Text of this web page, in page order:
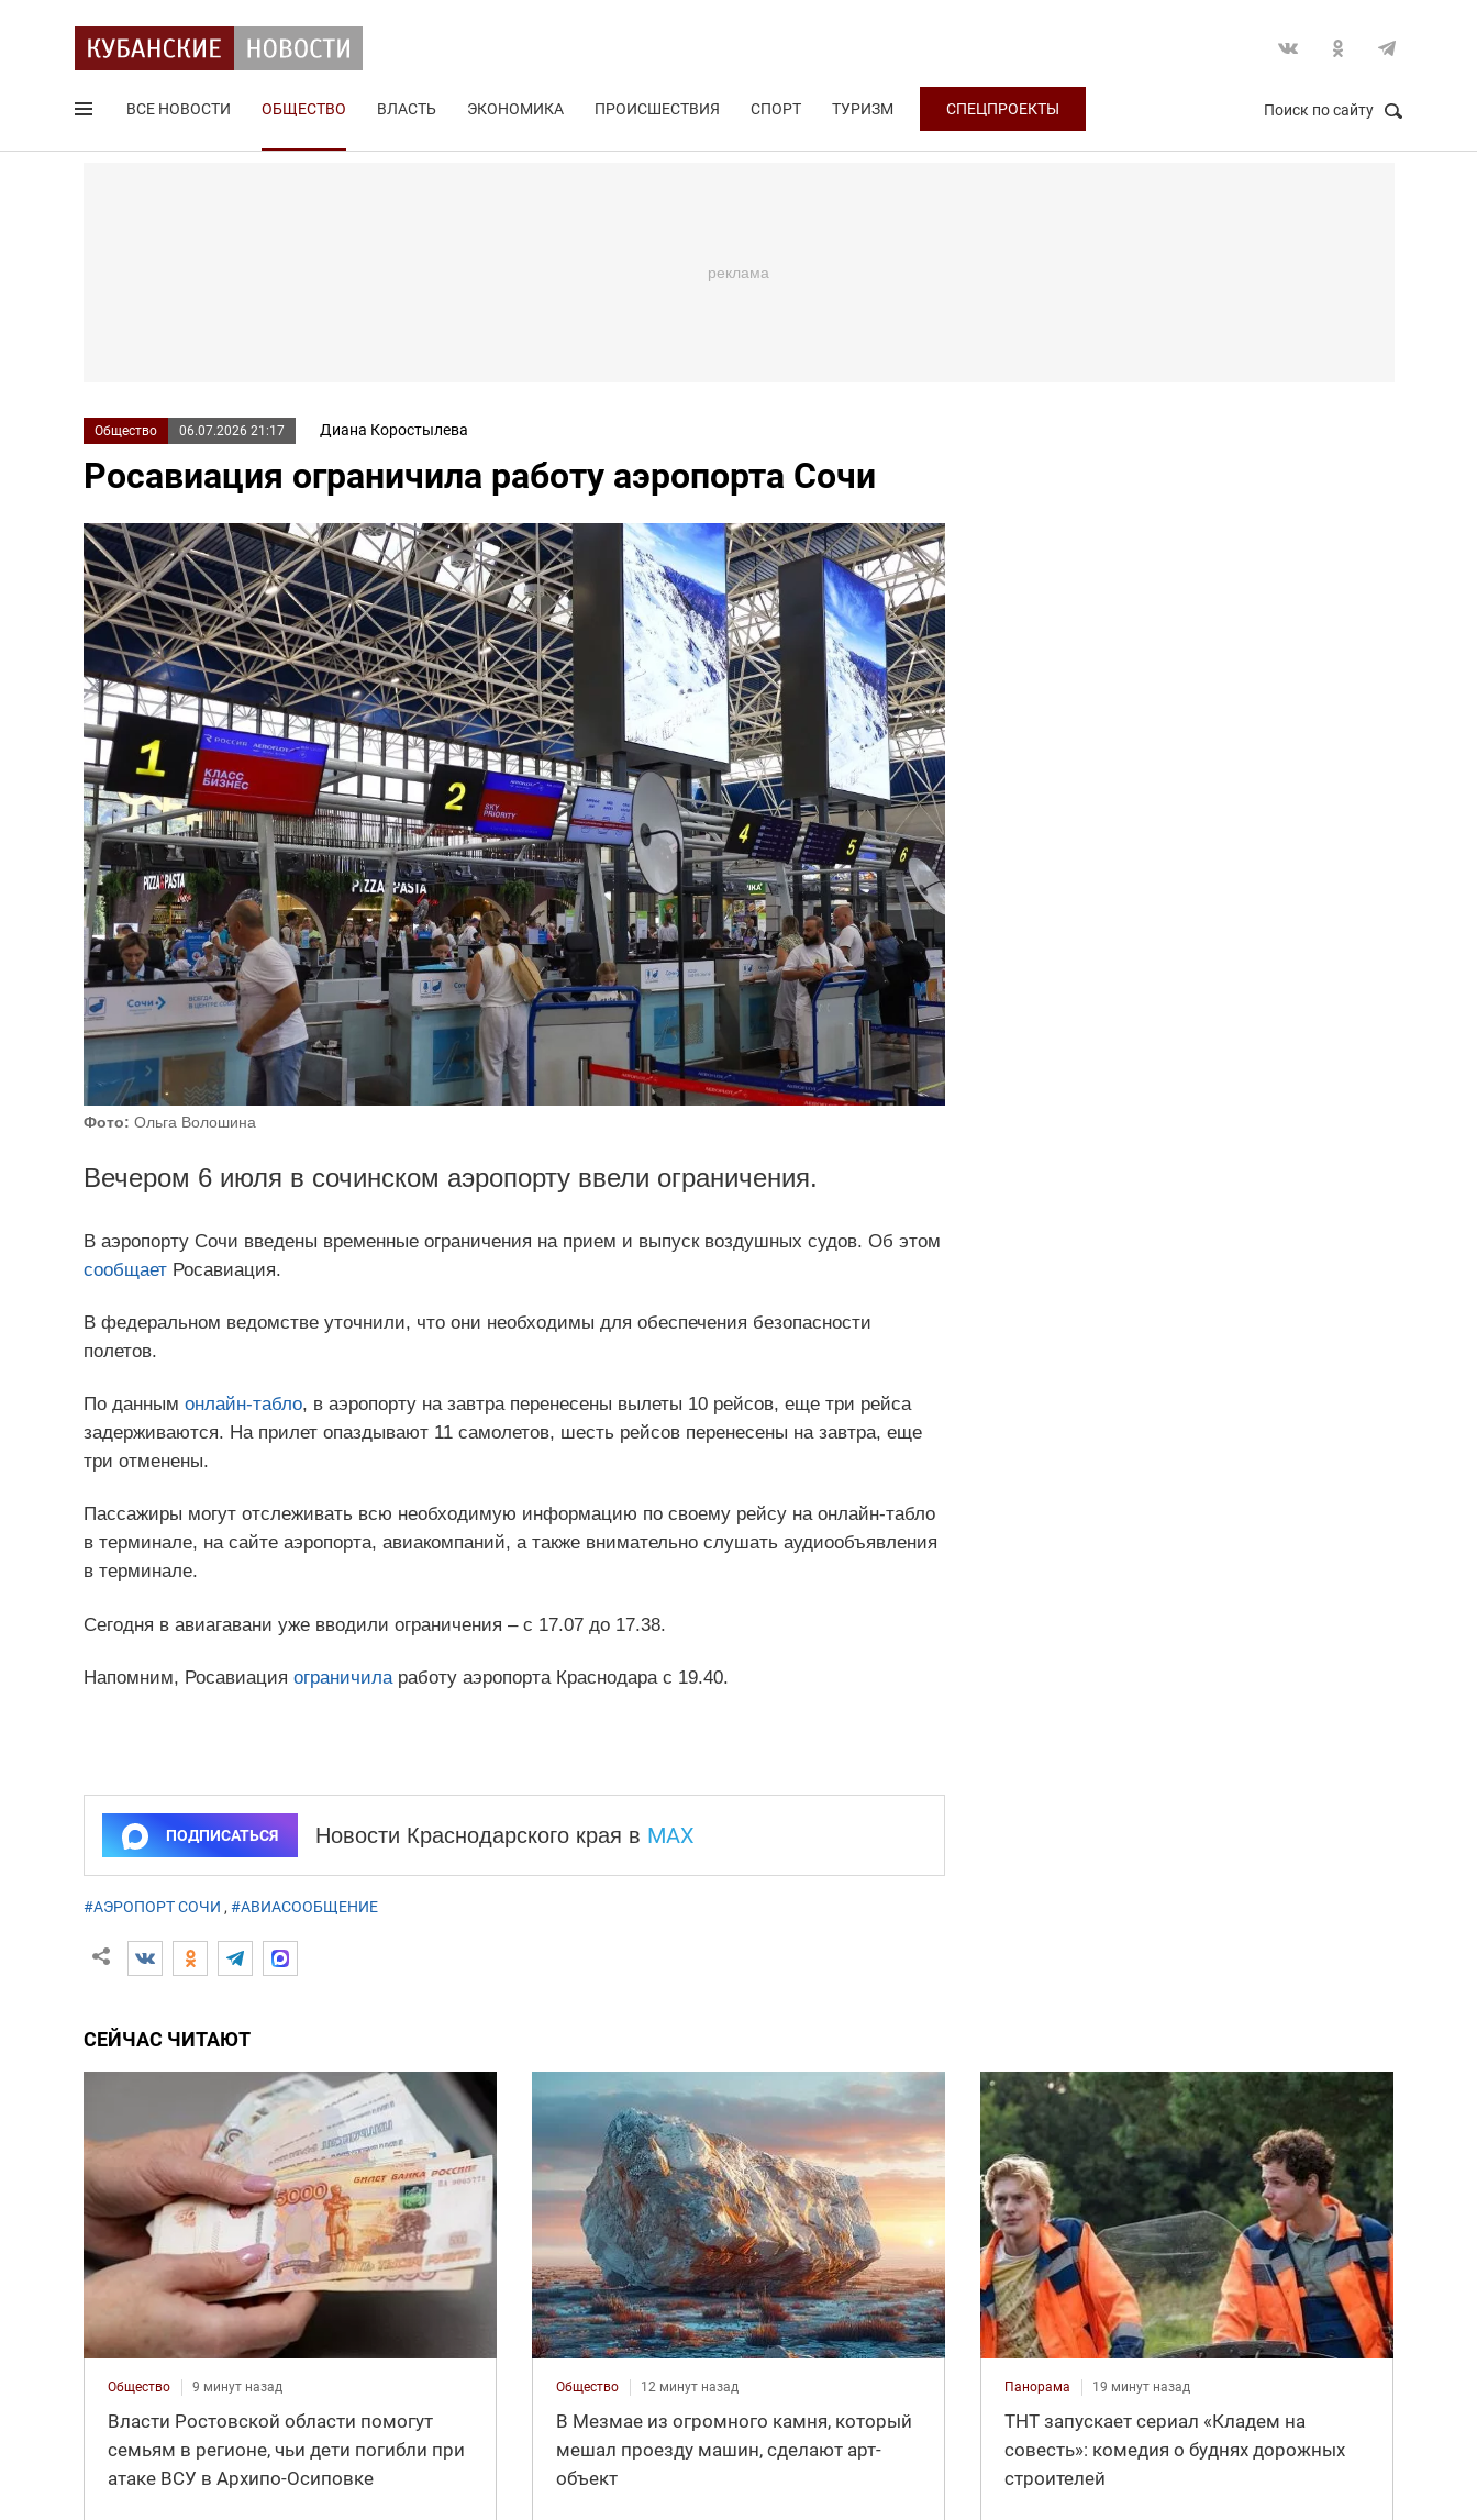
ВСЕ НОВОСТИ ОБЩЕСТВО ВЛАСТЬ ЭКОНОМИКА ПРОИСШЕСТВИЯ СПОРТ ТУРИЗМ СПЕЦПРОЕКТЫ Поиск по сайту
Общество 06.07.2026 21:17 Диана Коростылева
Росавиация ограничила работу аэропорта Сочи
Фото: Ольга Волошина
Вечером 6 июля в сочинском аэропорту ввели ограничения.
В аэропорту Сочи введены временные ограничения на прием и выпуск воздушных судов. Об этом
сообщаетРосавиация.
В федеральном ведомстве уточнили, что они необходимы для обеспечения безопасности
полетов.
По данным онлайн-табло, в аэропорту на завтра перенесены вылеты 10 рейсов, еще три рейса
задерживаются. На прилет опаздывают 11 самолетов, шесть рейсов перенесены на завтра, еще
три отменены.
Пассажиры могут отслеживать всю необходимую информацию по своему рейсу на онлайн-табло
в терминале, на сайте аэропорта, авиакомпаний, а также внимательно слушать аудиообъявления
в терминале.
Сегодня в авиагавани уже вводили ограничения – с 17.07 до 17.38.
Напомним, Росавиация ограничилаработу аэропорта Краснодара с 19.40.
ПОДПИСАТЬСЯ Новости Краснодарского края в MAX
#АЭРОПОРТ СОЧИ , #АВИАСООБЩЕНИЕ
СЕЙЧАС ЧИТАЮТ
Общество 9 минут назад
Власти Ростовской области помогут
семьям в регионе, чьи дети погибли при
атаке ВСУ в Архипо-Осиповке
Общество 12 минут назад
В Мезмае из огромного камня, который
мешал проезду машин, сделают арт-
объект
Панорама 19 минут назад
ТНТ запускает сериал «Кладем на
совесть»: комедия о буднях дорожных
строителей